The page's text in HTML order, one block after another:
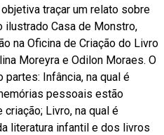
traçar um relato sobre
Casa de Monstro,
na Oficina de Criação do Livro
Moreyra e Odilon Moraes. O
Infância, na qual é
pessoais estão
Livro, na qual é
literatura infantil e dos livros